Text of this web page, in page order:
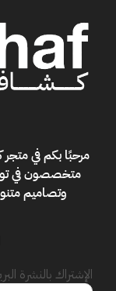
مرحبًا بكم فيمتجر
متخصصون في
وتصاميم
الإشتراك بالنشرة